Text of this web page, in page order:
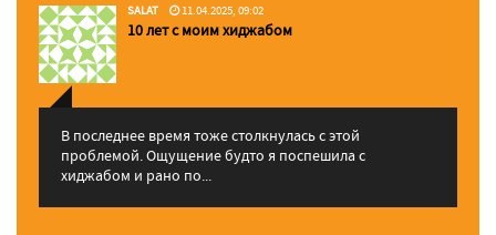
SALAT 11.04.2025, 09:02
10 лет с моим хиджабом
В последнее время тоже столкнулась с этой
проблемой. Ощущение будто я поспешила с
хиджабом и рано по...